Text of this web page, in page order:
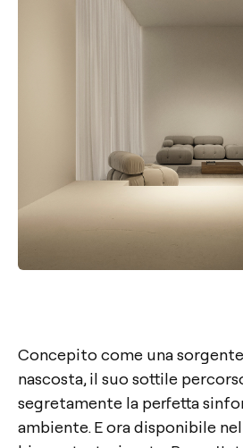
Concepito come una
nascosta, il suo sottile
segretamente la perfetta
ambiente. E ora disponibile